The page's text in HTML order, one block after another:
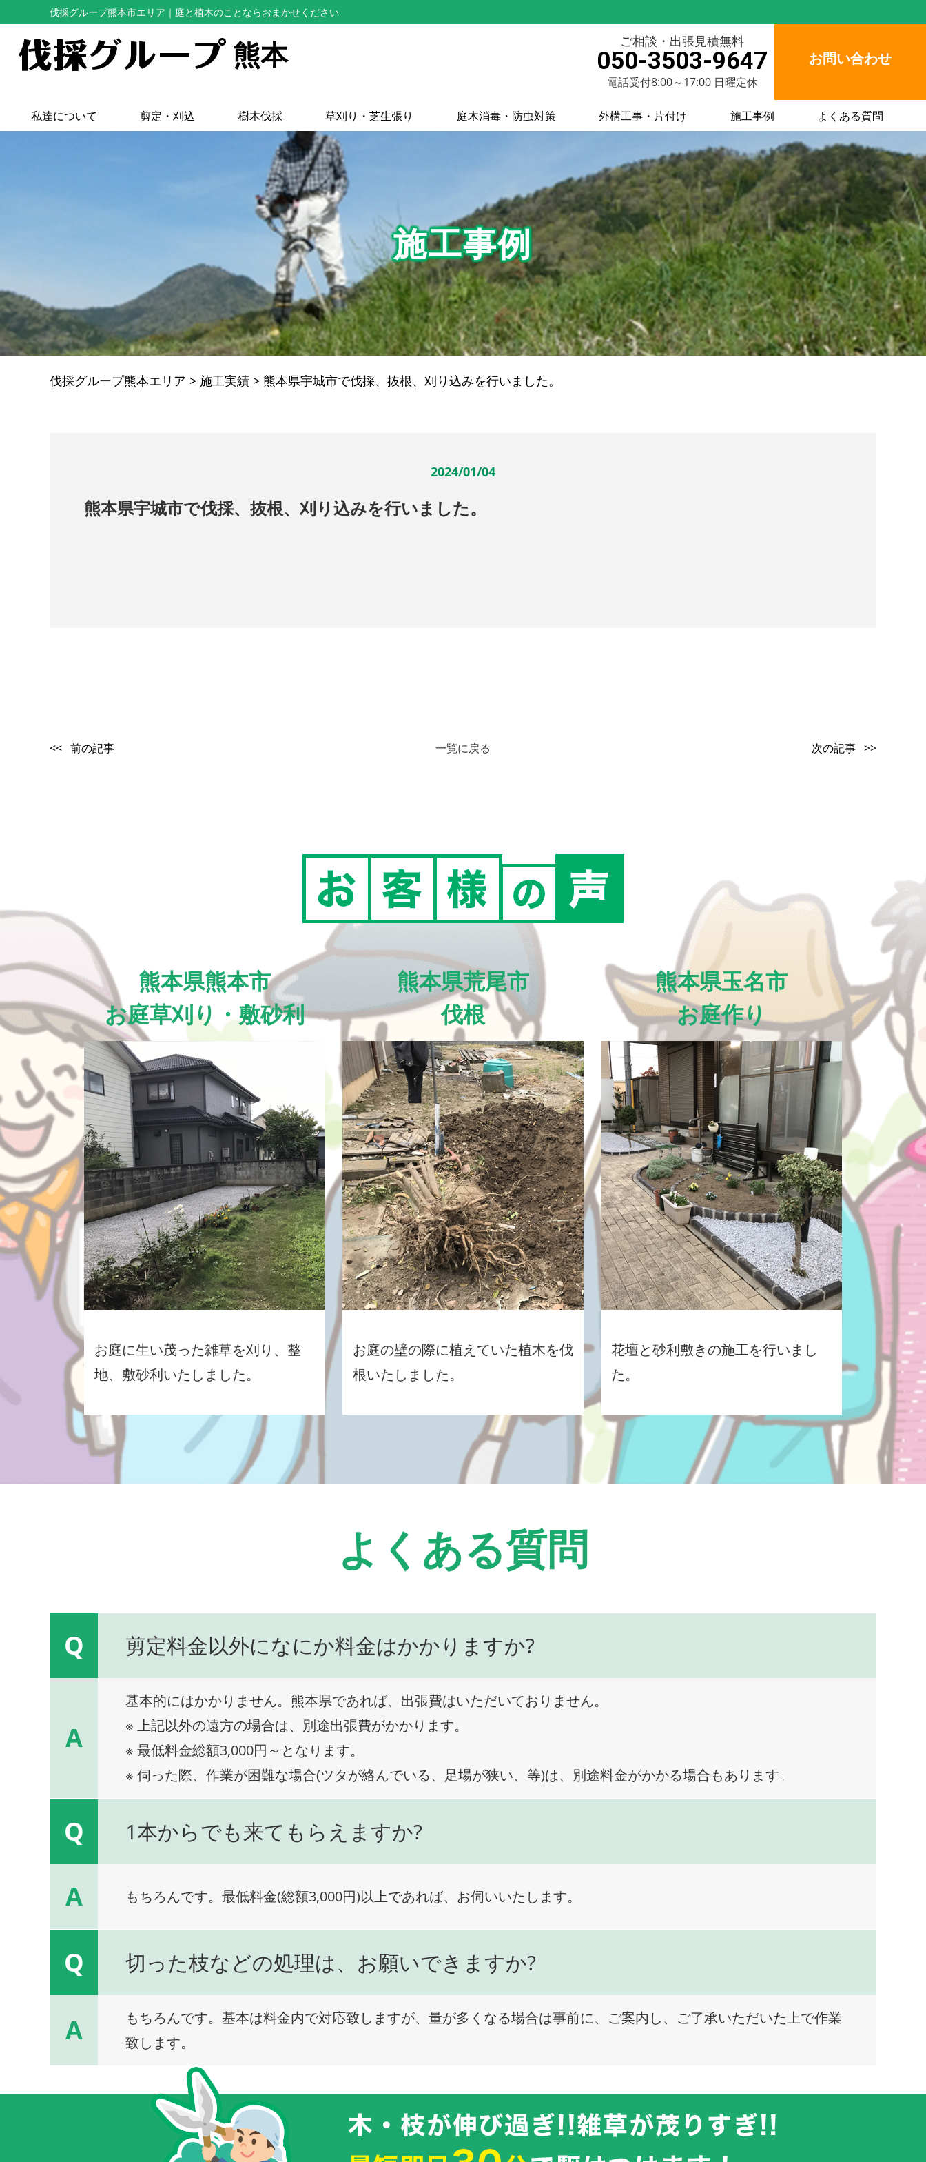
伐採グループ熊本市エリア ｜庭と植木のことならおまかせください
熊本 ご相談・出張見積無料
050-3503-9647
電話受付8:00～17:00 日曜定休
お問い合わせ
私達について 剪定・刈込 樹木伐採 草刈り・芝生張り 庭木消毒・防虫対策 外構工事・片付け 施工事例 よくある質問
施工事例
伐採グループ熊本エリア > 施工実績 > 熊本県宇城市で伐採、抜根、刈り込みを行いました。
2024/01/04
熊本県宇城市で伐採、抜根、刈り込みを行いました。
<< 前の記事 一覧に戻る 次の記事 >>
熊本県熊本市
お庭草刈り・敷砂利
お庭に生い茂った雑草を刈り、整
地、敷砂利いたしました。
熊本県荒尾市
伐根
お庭の壁の際に植えていた植木を伐
根いたしました。
熊本県玉名市
お庭作り
花壇と砂利敷きの施工を行いまし
た。
よくある質問
Q 剪定料金以外になにか料金はかかりますか?
A
基本的にはかかりません。熊本県であれば、出張費はいただいておりません。
※ 上記以外の遠方の場合は、別途出張費がかかります。
※ 最低料金総額3,000円～となります。
※ 伺った際、作業が困難な場合(ツタが絡んでいる、足場が狭い、等)は、別途料金がかかる場合もあります。
Q 1本からでも来てもらえますか?
A もちろんです。最低料金(総額3,000円)以上であれば、お伺いいたします。
Q 切った枝などの処理は、お願いできますか?
A
もちろんです。基本は料金内で対応致しますが、量が多くなる場合は事前に、ご案内し、ご了承いただいた上で作業
致します。